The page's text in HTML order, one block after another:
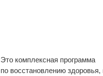
Это комплексная программа
по восстановлению